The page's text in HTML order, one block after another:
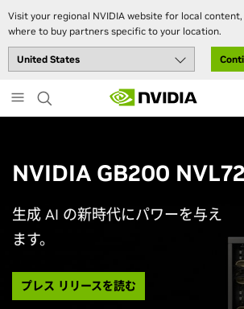
Visit your regional NVIDIA website for local
where to buy partners specific to your location.
to
main
NVIDIA GB200 NVL72
生成 AI の新時代にパワーを与え
ます。
プレス リリースを読む